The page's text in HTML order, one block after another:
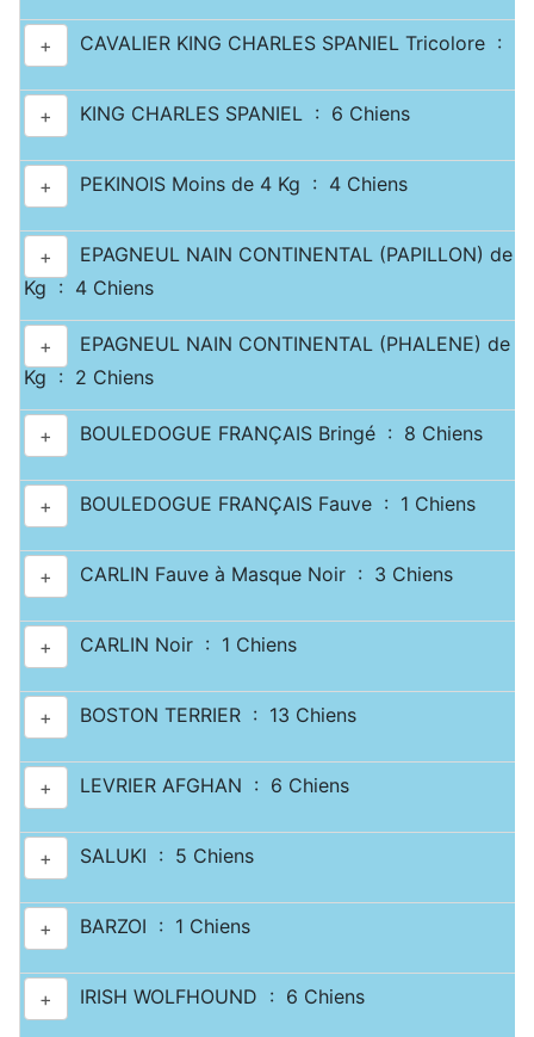
+ CAVALIER KING CHARLES SPANIEL Tricolore : 3
+ KING CHARLES SPANIEL : 6 Chiens
+ PEKINOIS Moins de 4 Kg : 4 Chiens
+
EPAGNEUL NAIN CONTINENTAL (PAPILLON) de
Kg : 4 Chiens
+
EPAGNEUL NAIN CONTINENTAL (PHALENE) de
Kg : 2 Chiens
+ BOULEDOGUE FRANÇAIS Bringé : 8 Chiens
+ BOULEDOGUE FRANÇAIS Fauve : 1 Chiens
+ CARLIN Fauve à Masque Noir : 3 Chiens
+ CARLIN Noir : 1 Chiens
+ BOSTON TERRIER : 13 Chiens
+ LEVRIER AFGHAN : 6 Chiens
+ SALUKI : 5 Chiens
+ BARZOI : 1 Chiens
+ IRISH WOLFHOUND : 6 Chiens